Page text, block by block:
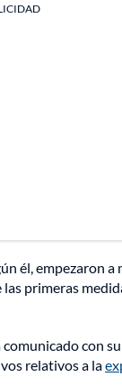
él, empezaron
las primeras
con
relativos a la